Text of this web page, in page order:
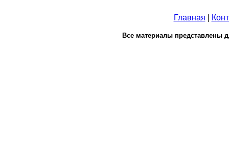
Главная
Все материалы представлены